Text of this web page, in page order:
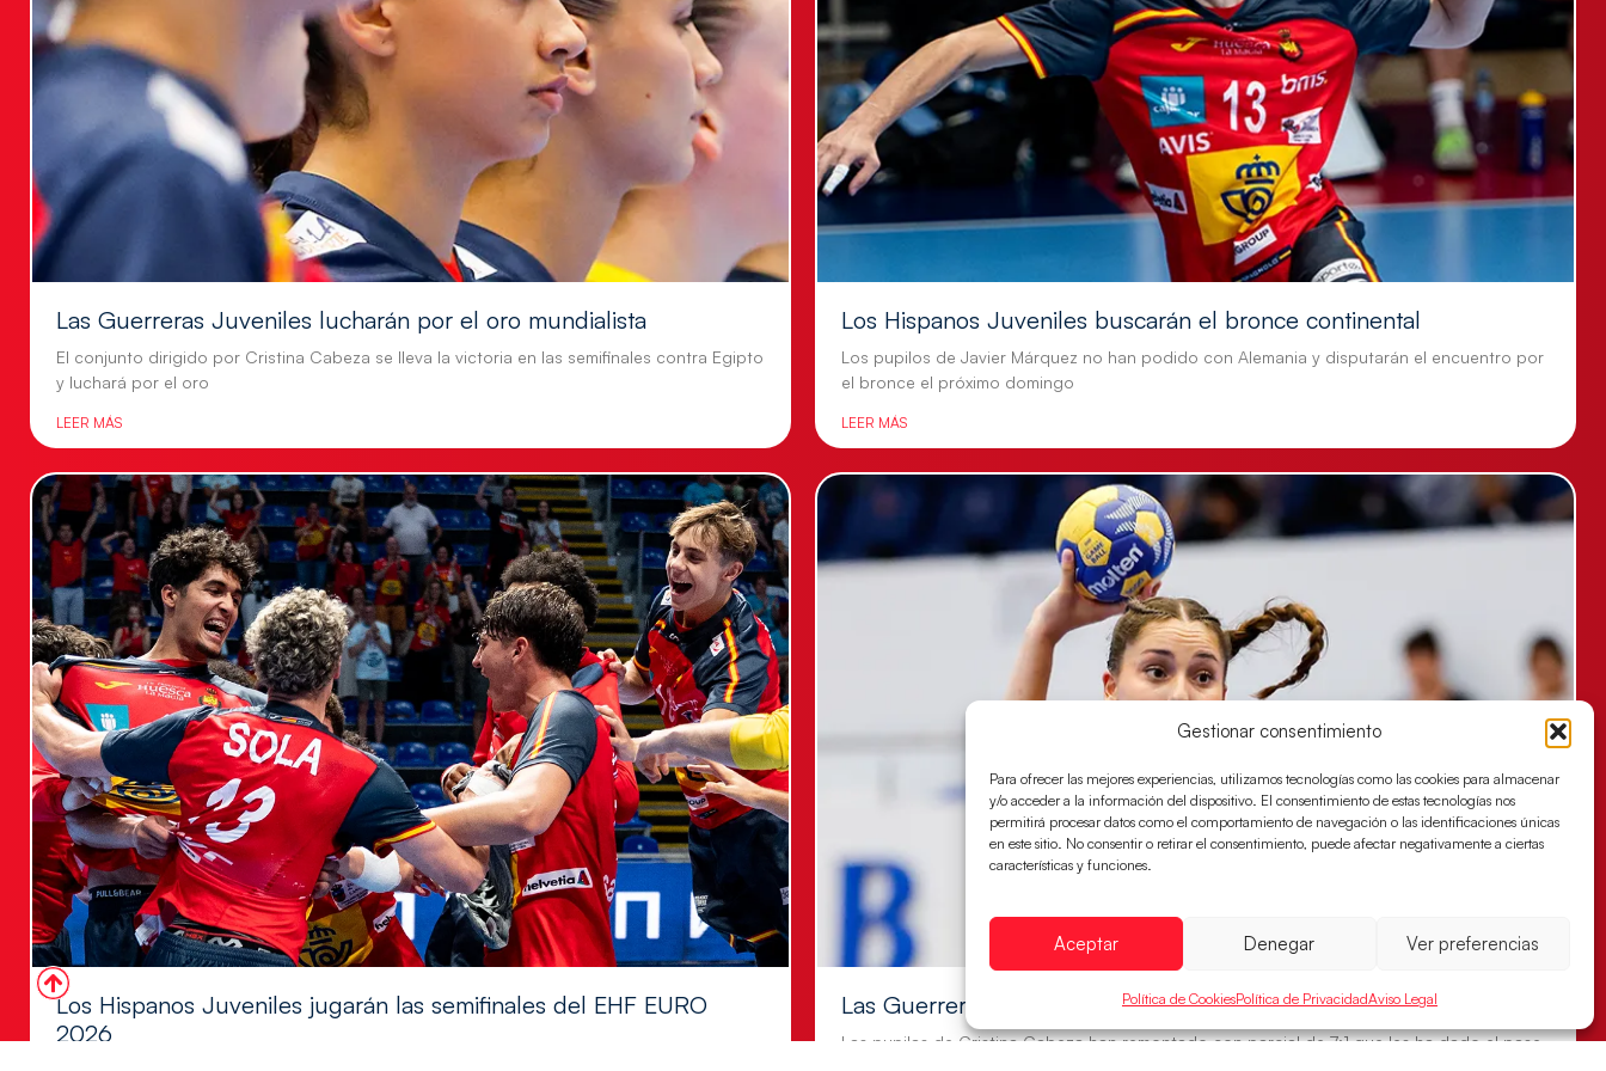
Gestionar consentimiento
Para ofrecer las mejores experiencias, utilizamos tecnologías como las cookies para almacenar
y/o acceder a la información del dispositivo. El consentimiento de estas tecnologías nos
permitirá procesar datos como el comportamiento de navegación o las identificaciones únicas
en este sitio. No consentir o retirar el consentimiento, puede afectar negativamente a ciertas
características y funciones.
Aceptar Denegar Ver preferencias
Política de CookiesPolítica de PrivacidadAviso Legal
Las Guerreras Juveniles lucharán por el oro mundialista
El conjunto dirigido por Cristina Cabeza se lleva la victoria en las semifinales contra Egipto
y luchará por el oro
LEER MÁS
Los Hispanos Juveniles buscarán el bronce continental
Los pupilos de Javier Márquez no han podido con Alemania y disputarán el encuentro por
el bronce el próximo domingo
LEER MÁS
Los Hispanos Juveniles jugarán las semifinales del EHF EURO
2026
Las Guerreras Juveniles sellan su billete para las semifinales
Las pupilas de Cristina Cabeza han remontado con parcial de 7:1 que les ha dado el pase